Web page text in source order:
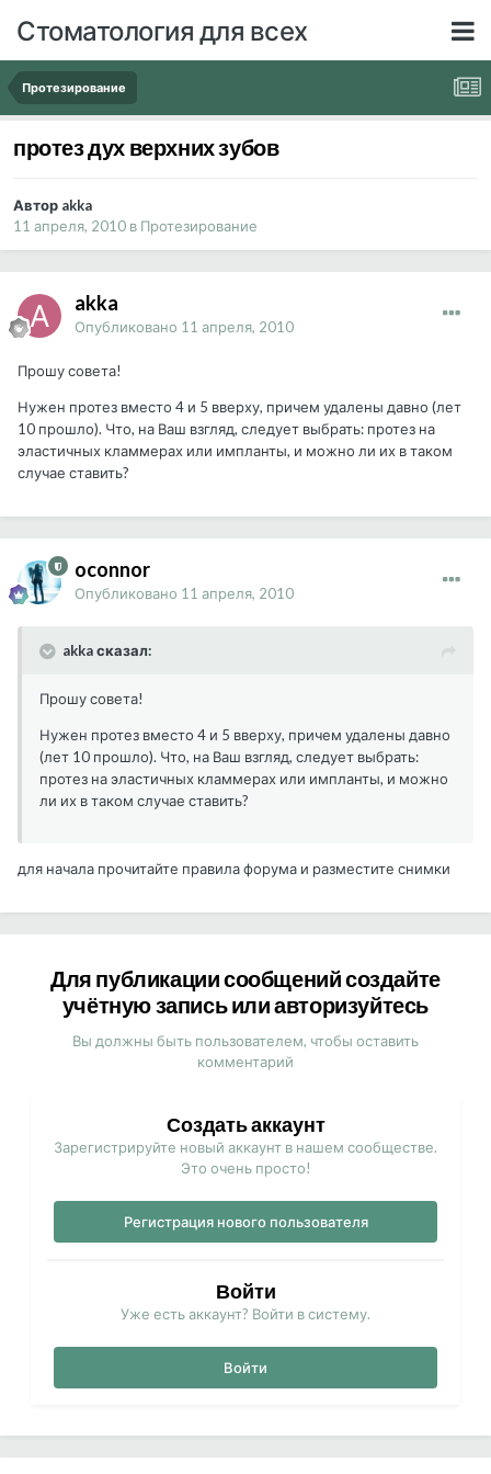
Стоматология для всех
Протезирование
протез дух верхних зубов
Автор akka
11 апреля, 2010 в Протезирование
akka
Опубликовано 11 апреля, 2010
Прошу совета!
Нужен протез вместо 4 и 5 вверху, причем удалены давно (лет
10 прошло). Что, на Ваш взгляд, следует выбрать: протез на
эластичных кламмерах или импланты, и можно ли их в таком
случае ставить?
oconnor
Опубликовано 11 апреля, 2010
akka сказал:
Прошу совета!
Нужен протез вместо 4 и 5 вверху, причем удалены давно
(лет 10 прошло). Что, на Ваш взгляд, следует выбрать:
протез на эластичных кламмерах или импланты, и можно
ли их в таком случае ставить?
для начала прочитайте правила форума и разместите снимки
Для публикации сообщений создайте
учётную запись или авторизуйтесь
Вы должны быть пользователем, чтобы оставить
комментарий
Создать аккаунт
Зарегистрируйте новый аккаунт в нашем сообществе.
Это очень просто!
Регистрация нового пользователя
Войти
Уже есть аккаунт? Войти в систему.
Войти